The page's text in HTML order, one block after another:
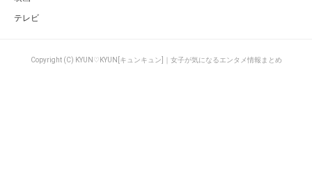
テレビ
Copyright (C) KYUN♡KYUN[キュンキュン]｜女子が気になるエンタメ情報まとめ